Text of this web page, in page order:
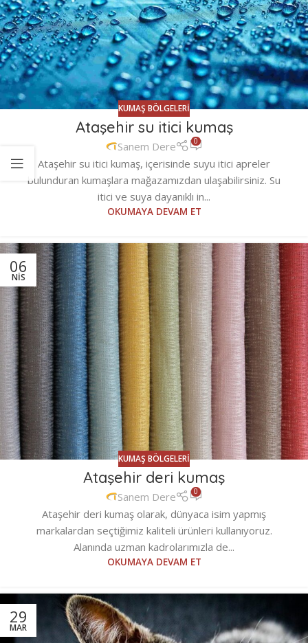
KUMAŞ BÖLGELERI
Ataşehir su itici kumaş
Sanem Dere 0
Ataşehir su itici kumaş, içerisinde suyu itici apreler
bulunduran kumaşlara mağazamızdan ulaşabilirsiniz. Su
itici ve suya dayanıklı in...
OKUMAYA DEVAM ET
06
NIS
KUMAŞ BÖLGELERI
Ataşehir deri kumaş
Sanem Dere 0
Ataşehir deri kumaş olarak, dünyaca isim yapmış
markalardan seçtiğimiz kaliteli ürünleri kullanıyoruz.
Alanında uzman kadrolarımızla de...
OKUMAYA DEVAM ET
29
MAR